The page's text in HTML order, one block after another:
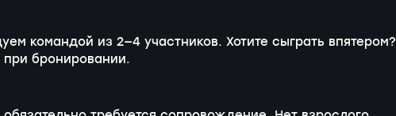
командой из 2—4 участников. Хотите сыграть впятером?
при бронировании.